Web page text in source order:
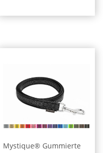
Mystique® Gummierte